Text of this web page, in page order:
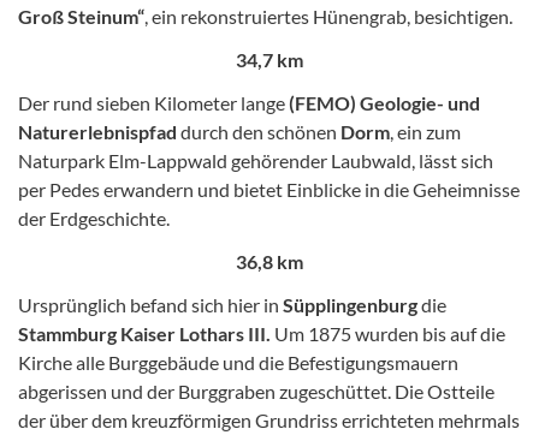
Groß Steinum“ , ein rekonstruiertes Hünengrab, besichtigen.
34,7 km
Der rund sieben Kilometer lange(FEMO) Geologie- und
Naturerlebnispfad durch den schönen Dorm , ein zum
Naturpark Elm-Lappwald gehörender Laubwald, lässt sich
per Pedes erwandern und bietet Einblicke in die Geheimnisse
der Erdgeschichte.
36,8 km
Ursprünglich befand sich hier in Süpplingenburgdie
Stammburg Kaiser Lothars III. Um 1875 wurden bis auf die
Kirche alle Burggebäude und die Befestigungsmauern
abgerissen und der Burggraben zugeschüttet. Die Ostteile
der über dem kreuzförmigen Grundriss errichteten mehrmals